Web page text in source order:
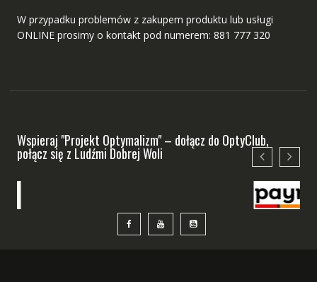
W przypadku problemów z zakupem produktu lub usługi
ONLINE prosimy o kontakt pod numerem: 881 777 320
Wspieraj "Projekt Optymalizm" – dołącz do OptyClub,
połącz się z Ludźmi Dobrej Woli